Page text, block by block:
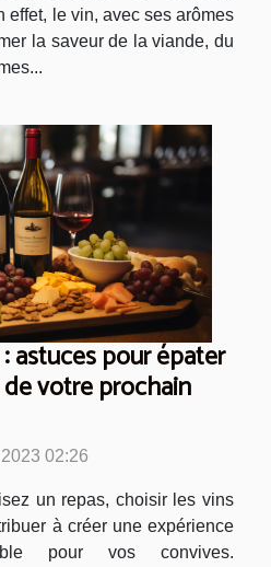
effet, le vin, avec ses arômes
la saveur de la viande, du
astuces pour épater
votre prochain
02:26
un repas, choisir les vins
à créer une expérience
pour vos convives.